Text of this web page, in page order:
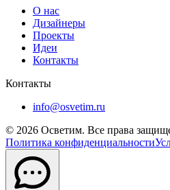
О нас
Дизайнеры
Проекты
Идеи
Контакты
Контакты
info@osvetim.ru
© 2026 Осветим. Все права
Политика конфиденциальности